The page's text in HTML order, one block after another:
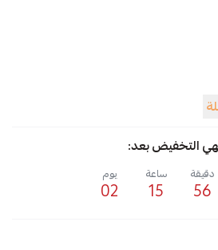
التخفيض بعد:
56
دقيقة
15
ساعة
02
يوم